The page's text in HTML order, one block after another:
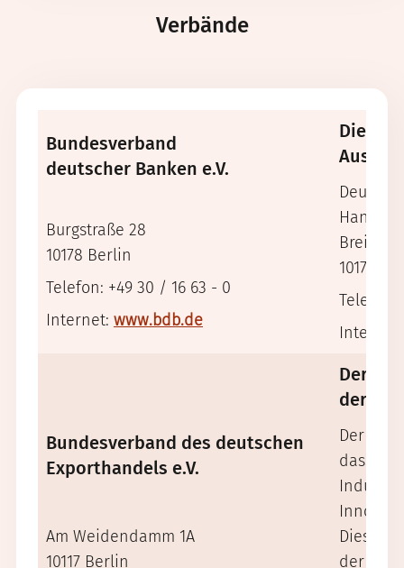
Verbände
Bundesverband
deutscher Banken e.V.
Burgstraße 28
10178 Berlin
Telefon: +49 30 / 16 63 - 0
Internet: www.bdb.de
Die
Breite
10178
Telefon:
Bundesverband des deutschen
Exporthandels e.V.
Am Weidendamm 1A
10117 Berlin
Der
der
Der BDI
dass
Dies
der